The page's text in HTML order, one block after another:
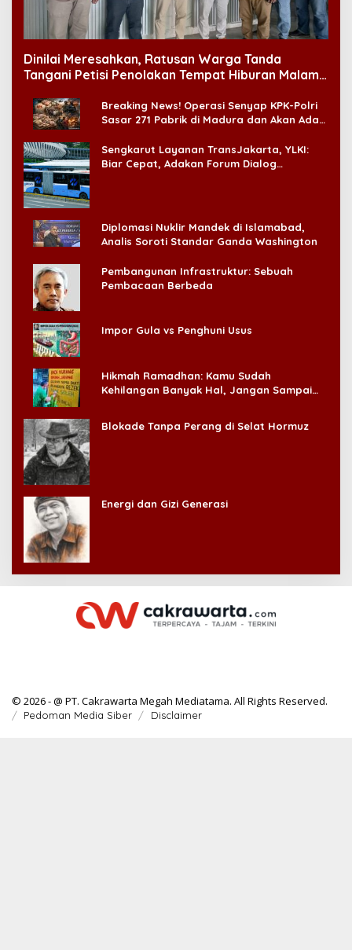
Dinilai Meresahkan, Ratusan Warga Tanda
Tangani Petisi Penolakan Tempat Hiburan Malam
Breaking News! Operasi Senyap KPK-Polri
Sasar 271 Pabrik di Madura dan Akan Ada
Sengkarut Layanan TransJakarta, YLKI:
Biar Cepat, Adakan Forum Dialog
Diplomasi Nuklir Mandek di Islamabad,
Analis Soroti Standar Ganda Washington
Pembangunan Infrastruktur: Sebuah
Pembacaan Berbeda
Impor Gula vs Penghuni Usus
Hikmah Ramadhan: Kamu Sudah
Kehilangan Banyak Hal, Jangan Sampai
Blokade Tanpa Perang di Selat Hormuz
Energi dan Gizi Generasi
© 2026 - @ PT. Cakrawarta Megah Mediatama. All Rights Reserved.
Pedoman Media Siber Disclaimer